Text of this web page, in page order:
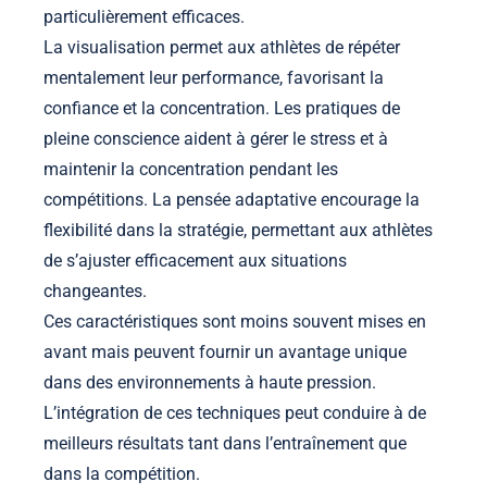
particulièrement efficaces.
La visualisation permet aux athlètes de répéter
mentalement leur performance, favorisant la
confiance et la concentration. Les pratiques de
pleine conscience aident à gérer le stress et à
maintenir la concentration pendant les
compétitions. La pensée adaptative encourage la
flexibilité dans la stratégie, permettant aux athlètes
de s’ajuster efficacement aux situations
changeantes.
Ces caractéristiques sont moins souvent mises en
avant mais peuvent fournir un avantage unique
dans des environnements à haute pression.
L’intégration de ces techniques peut conduire à de
meilleurs résultats tant dans l’entraînement que
dans la compétition.